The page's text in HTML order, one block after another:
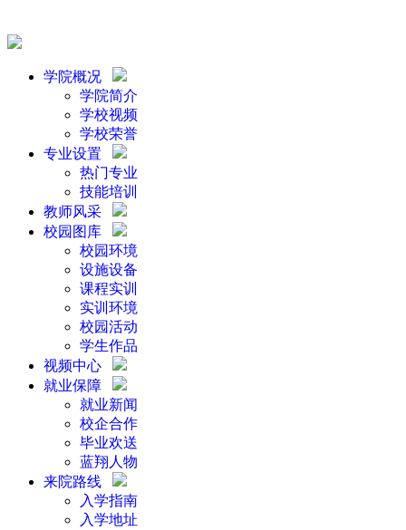
学院概况
学院简介
学校视频
学校荣誉
专业设置
热门专业
技能培训
教师风采
校园图库
校园环境
设施设备
课程实训
实训环境
校园活动
学生作品
视频中心
就业保障
就业新闻
校企合作
毕业欢送
蓝翔人物
来院路线
入学指南
入学地址